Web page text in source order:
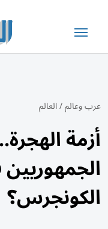
عرب وعالم/العالم
أزمة
الكونجرس؟